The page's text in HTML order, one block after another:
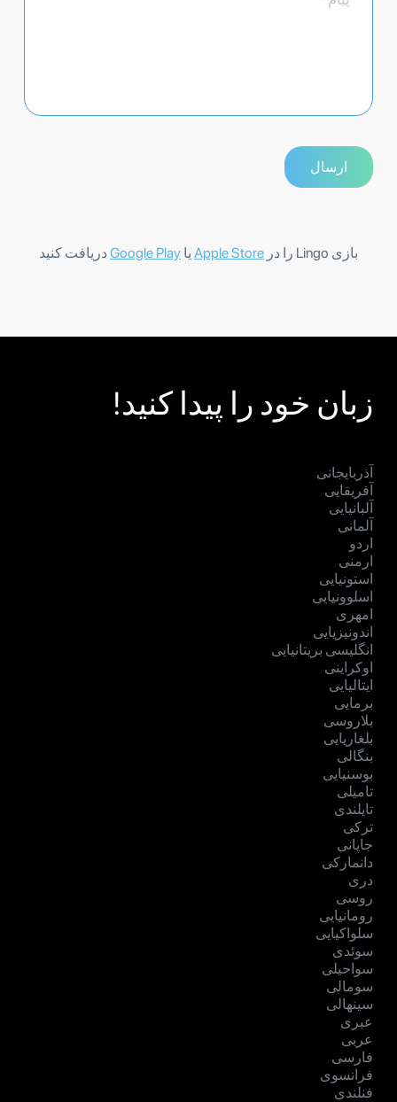
بازی Lingo را در Apple Store یا Google Play دریافت کنید
زبان خود را پیدا کنید!
آذربایجانی
آفریقایی
آلبانیایی
آلمانی
اردو
ارمنی
استونیایی
اسلوونیایی
امهری
اندونیزیایی
انگلیسی بریتانیایی
اوکراینی
ایتالیایی
برمایی
بلاروسی
بلغاریایی
بنگالی
بوسنیایی
تامیلی
تایلندی
ترکی
جاپانی
دانمارکی
دری
روسی
رومانیایی
سلواکیایی
سوئدی
سواحیلی
سومالی
سینهالی
عبری
عربی
فارسی
فرانسوی
فنلندی